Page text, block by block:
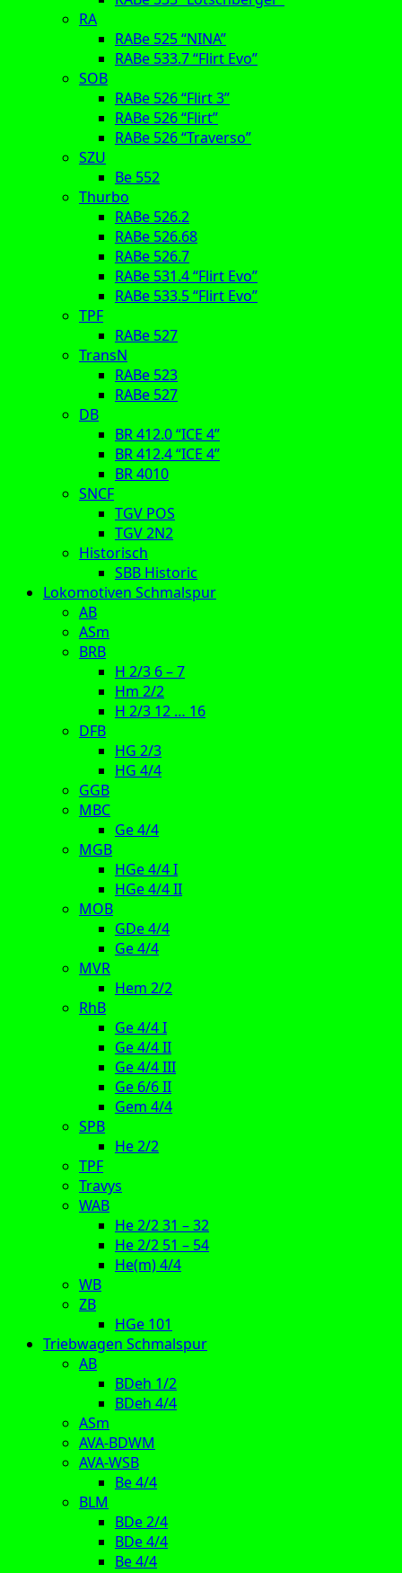
RA
RABe 525 “NINA”
RABe 533.7 “Flirt Evo”
SOB
RABe 526 “Flirt 3”
RABe 526 “Flirt”
RABe 526 “Traverso”
SZU
Be 552
Thurbo
RABe 526.2
RABe 526.68
RABe 526.7
RABe 531.4 “Flirt Evo”
RABe 533.5 “Flirt Evo”
TPF
RABe 527
TransN
RABe 523
RABe 527
DB
BR 412.0 “ICE 4”
BR 412.4 “ICE 4”
BR 4010
SNCF
TGV POS
TGV 2N2
Historisch
SBB Historic
Lokomotiven Schmalspur
AB
ASm
BRB
H 2/3 6 – 7
Hm 2/2
H 2/3 12 … 16
DFB
HG 2/3
HG 4/4
GGB
MBC
Ge 4/4
MGB
HGe 4/4 I
HGe 4/4 II
MOB
GDe 4/4
Ge 4/4
MVR
Hem 2/2
RhB
Ge 4/4 I
Ge 4/4 II
Ge 4/4 III
Ge 6/6 II
Gem 4/4
SPB
He 2/2
TPF
Travys
WAB
He 2/2 31 – 32
He 2/2 51 – 54
He(m) 4/4
WB
ZB
HGe 101
Triebwagen Schmalspur
AB
BDeh 1/2
BDeh 4/4
ASm
AVA-BDWM
AVA-WSB
Be 4/4
BLM
BDe 2/4
BDe 4/4
Be 4/4